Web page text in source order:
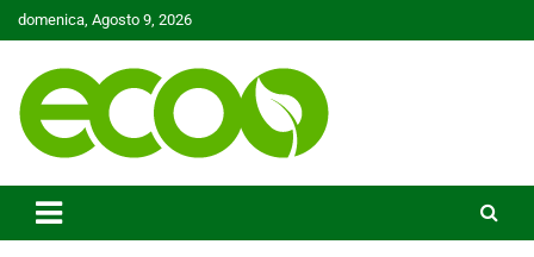
Skip
to
domenica, Agosto 9, 2026
Ecoo.it